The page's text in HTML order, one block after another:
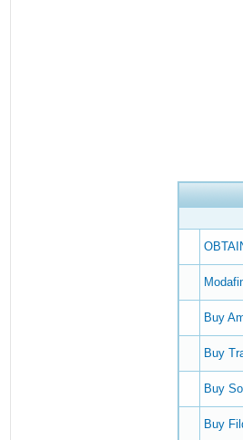
Buy
Buy
Buy
Buy